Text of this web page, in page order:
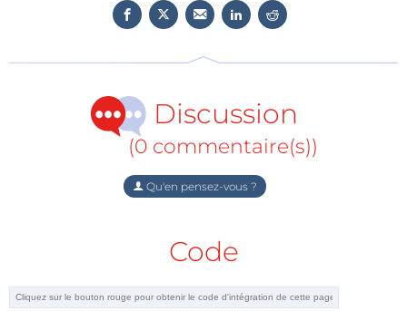
Discussion
(0 commentaire(s))
Qu'en pensez-vous ?
Code